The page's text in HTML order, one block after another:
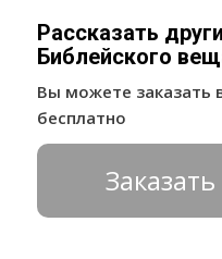
Рассказать
Библейского
Вы можете заказать
бесплатно